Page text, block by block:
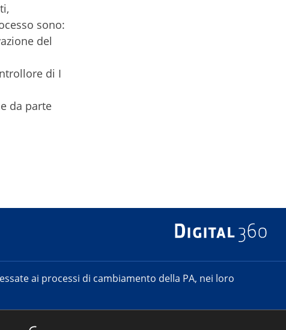
sono:
del
di I
da parte
ai processi di cambiamento della PA, nei loro